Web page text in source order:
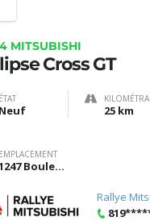
MITSUBISHI
Cross GT
ÉTAT
Neuf 25 km
EMPLACEMENT
1247 Boulevard Saint-Joseph, Gatineau, Québec J8Z 3J6
Rallye